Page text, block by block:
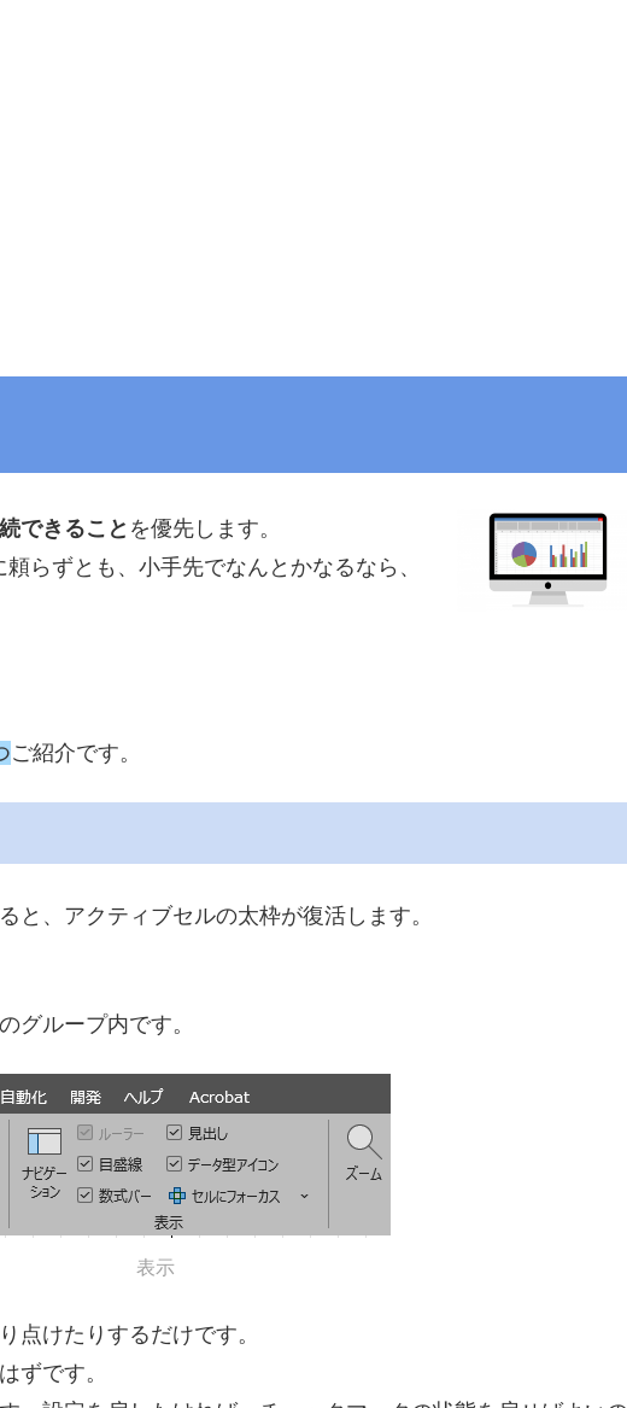
できること を優先します。
らずとも、小手先でなんとかなるなら、
ご紹介です。
と、アクティブセルの太枠が復活します。
グループ内です。
表示
点けたりするだけです。
ずです。